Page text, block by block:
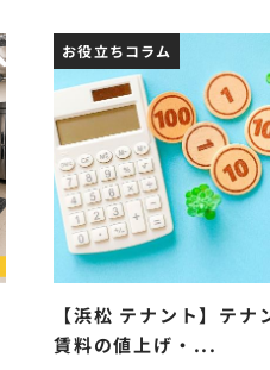
お役立ちコラム
【浜松 テナント】テナ
賃料の値上げ・...